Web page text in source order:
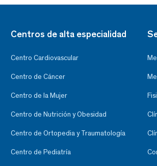
Centros de alta especialidad
Centro Cardiovascular
Centro de Cáncer
Centro de la Mujer
Centro de Nutrición y Obesidad
Centro de Ortopedia y Traumatología
Centro de Pediatría